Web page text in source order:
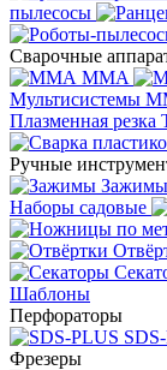
пылесосы
Сварочные
MMA
Мультисистемы
Плазменная резка
Ручные
Зажимы
Наборы садовые
Шаблоны
Перфораторы
Фрезеры